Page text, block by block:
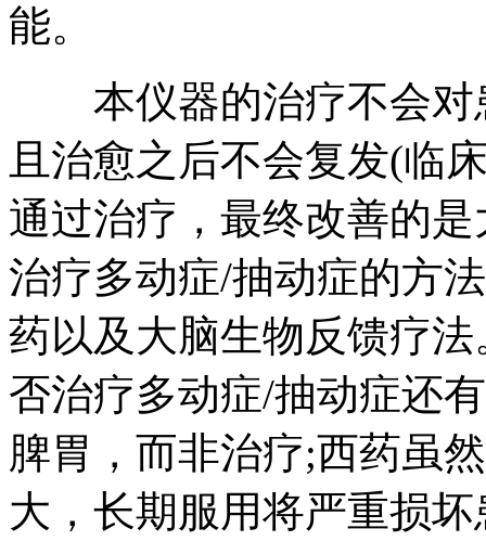
能。
本仪器的治疗不会对
且治愈之后不会复发(临
通过治疗，最终改善的
治疗多动症/抽动症的方
药以及大脑生物反馈疗
否治疗多动症/抽动症还
脾胃，而非治疗;西药虽
大，长期服用将严重损